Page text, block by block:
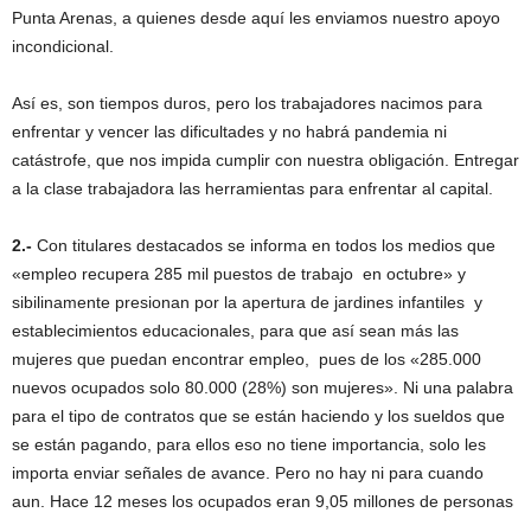
Punta Arenas, a quienes desde aquí les enviamos nuestro apoyo
incondicional.
Así es, son tiempos duros, pero los trabajadores nacimos para
enfrentar y vencer las dificultades y no habrá pandemia ni
catástrofe, que nos impida cumplir con nuestra obligación. Entregar
a la clase trabajadora las herramientas para enfrentar al capital.
2.- Con titulares destacados se informa en todos los medios que
«empleo recupera 285 mil puestos de trabajo en octubre» y
sibilinamente presionan por la apertura de jardines infantiles y
establecimientos educacionales, para que así sean más las
mujeres que puedan encontrar empleo, pues de los «285.000
nuevos ocupados solo 80.000 (28%) son mujeres». Ni una palabra
para el tipo de contratos que se están haciendo y los sueldos que
se están pagando, para ellos eso no tiene importancia, solo les
importa enviar señales de avance. Pero no hay ni para cuando
aun. Hace 12 meses los ocupados eran 9,05 millones de personas